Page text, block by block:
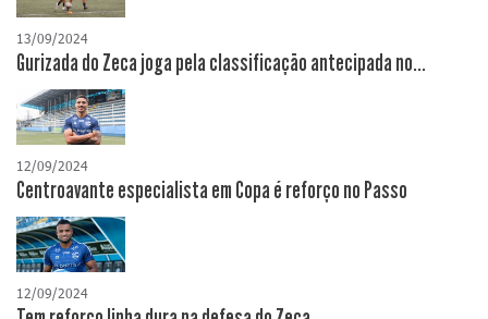
13/09/2024
Gurizada do Zeca joga pela classificação antecipada no...
12/09/2024
Centroavante especialista em Copa é reforço no Passo
12/09/2024